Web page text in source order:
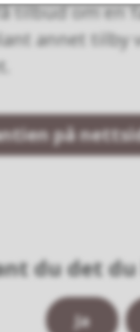
tilbud om en
annet
på
du det
Ja